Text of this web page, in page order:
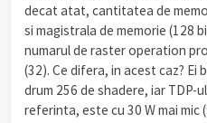
decat atat, cantitatea de
si magistrala de memorie (128
numarul de raster operation
(32). Ce difera, in acest caz? Ei
drum 256 de shadere, iar TDP-
referinta, este cu 30 W mai mic